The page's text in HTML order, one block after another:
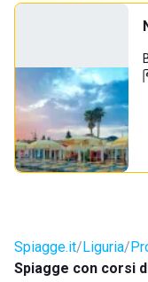
Spiagge.it Liguria
Spiagge con corsi